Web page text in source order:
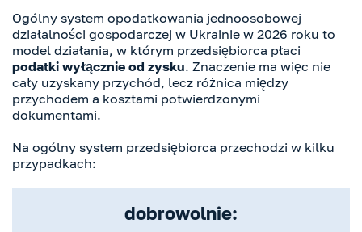
Ogólny system opodatkowania jednoosobowej
działalności gospodarczej w Ukrainie w 2026 roku to
model działania, w którym przedsiębiorca płaci
podatki wyłącznie od zysku. Znaczenie ma więc nie
cały uzyskany przychód, lecz różnica między
przychodem a kosztami potwierdzonymi
dokumentami.
Na ogólny system przedsiębiorca przechodzi w kilku
przypadkach:
dobrowolnie: